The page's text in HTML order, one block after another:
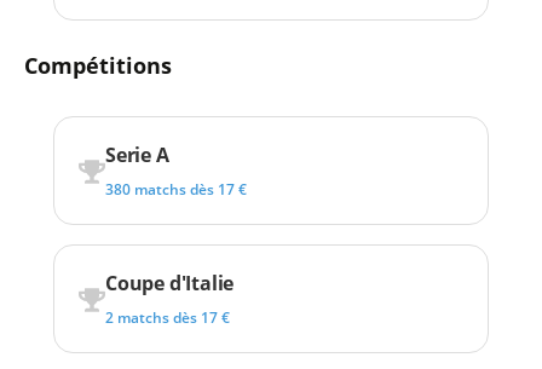
Compétitions
Serie A
380 matchs dès 17 €
Coupe d'Italie
2 matchs dès 17 €